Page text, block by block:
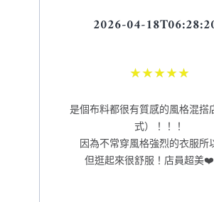
2026-04-
★★★★★
是個布料都很有質感的風格混搭
式）！！！
因為不常穿風格強烈的衣服所
但逛起來很舒服！店員超